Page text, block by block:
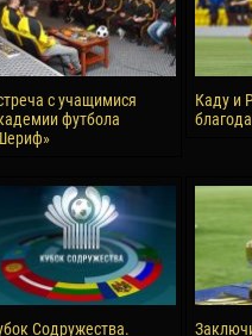
с учащимися
футбола
Каду и
Содружества.